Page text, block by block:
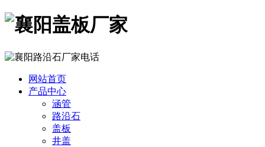
网站首页
产品中心
涵管
路沿石
盖板
井盖